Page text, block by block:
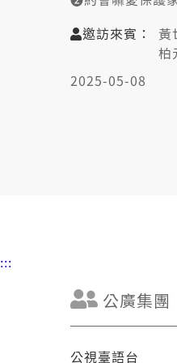
➍網路發達!性教
勢?
➎性教育毋但老
👤邀訪來賓:
邀訪來賓：
黃
柏
2025-05-08
:::
公廣集團
公視臺語台